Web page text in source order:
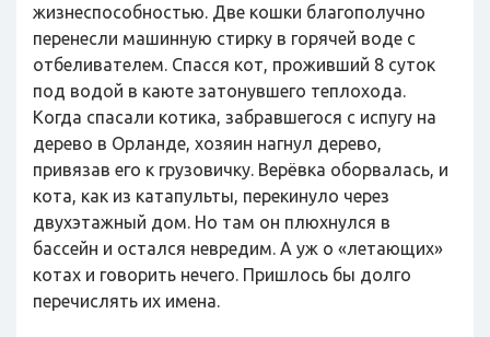
жизнеспособностью. Две кошки благополучно
перенесли машинную стирку в горячей воде с
отбеливателем. Спасся кот, проживший 8 суток
под водой в каюте затонувшего теплохода.
Когда спасали котика, забравшегося с испугу на
дерево в Орланде, хозяин нагнул дерево,
привязав его к грузовичку. Верёвка оборвалась, и
кота, как из катапульты, перекинуло через
двухэтажный дом. Но там он плюхнулся в
бассейн и остался невредим. А уж о «летающих»
котах и говорить нечего. Пришлось бы долго
перечислять их имена.